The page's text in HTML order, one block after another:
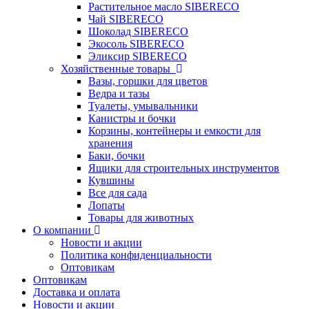
Растительное масло SIBERECO
Чай SIBERECO
Шоколад SIBERECO
Экосоль SIBERECO
Эликсир SIBERECO
Хозяйственные товары
Вазы, горшки для цветов
Ведра и тазы
Туалеты, умывальники
Канистры и бочки
Корзины, контейнеры и емкости для
хранения
Баки, бочки
Ящики для строительных инструментов
Кувшины
Все для сада
Лопаты
Товары для животных
О компании
Новости и акции
Политика конфиденциальности
Оптовикам
Оптовикам
Доставка и оплата
Новости и акции